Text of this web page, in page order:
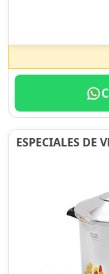
ESPECIALES DE